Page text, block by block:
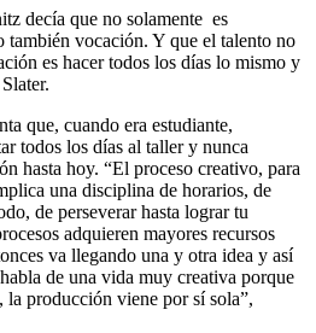
decía que no solamente es
también vocación. Y que el talento no
es hacer todos los días lo mismo y
que, cuando era estudiante,
todos los días al taller y nunca
hasta hoy. “El proceso creativo, para
una disciplina de horarios, de
de perseverar hasta lograr tu
adquieren mayores recursos
va llegando una y otra idea y así
de una vida muy creativa porque
la producción viene por sí sola”,